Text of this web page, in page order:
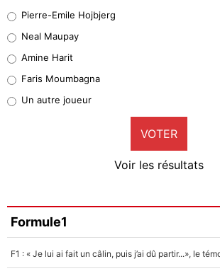
5%
1%
9%
Faris Moumbagna
5%
Un autre joueur
Pierre-Emile Hojbjerg
Neal Maupay
Amine Harit
Faris Moumbagna
Un autre joueur
VOTER
Voir les résultats
Formule1